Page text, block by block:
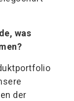
was
der